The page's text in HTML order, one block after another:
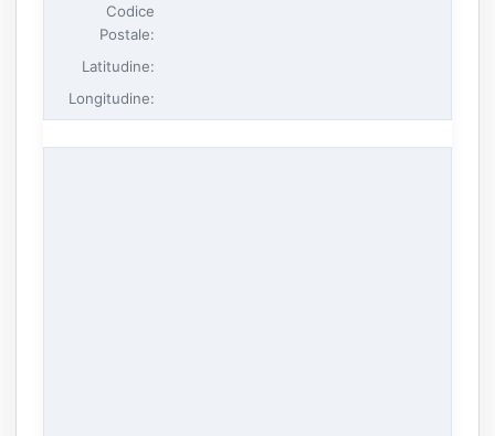
Codice
Postale:
Latitudine:
Longitudine: